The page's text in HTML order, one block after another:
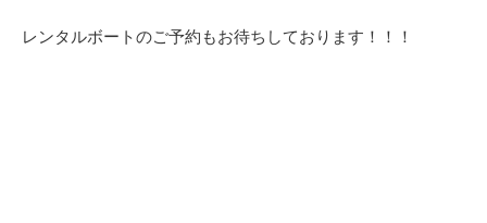
レンタルボートのご予約もお待ちしております！！！